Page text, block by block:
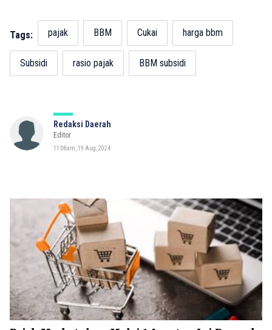
Tags: pajak BBM Cukai harga bbm
Subsidi rasio pajak BBM subsidi
Redaksi Daerah
Editor
11:08am, 19 Aug, 2024